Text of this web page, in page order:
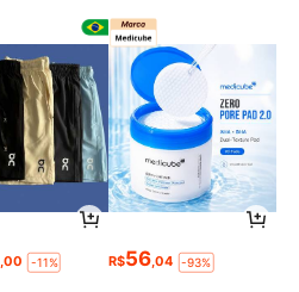
,00 -11% R$56,04 -93%